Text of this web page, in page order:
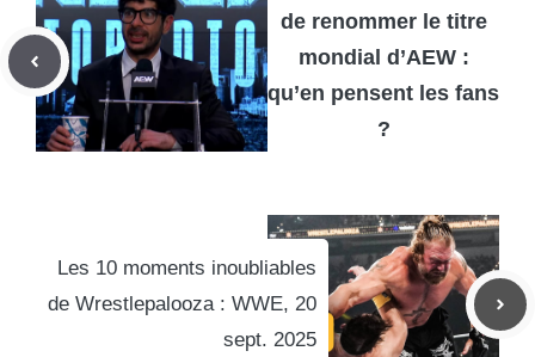
de renommer le titre
mondial d’AEW :
qu’en pensent les fans
?
Les 10 moments inoubliables
de Wrestlepalooza : WWE, 20
sept. 2025